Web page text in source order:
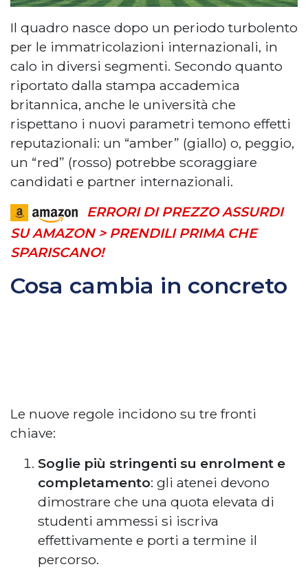
Il quadro nasce dopo un periodo turbolento
per le immatricolazioni internazionali, in
calo in diversi segmenti. Secondo quanto
riportato dalla stampa accademica
britannica, anche le università che
rispettano i nuovi parametri temono effetti
reputazionali: un “amber” (giallo) o, peggio,
un “red” (rosso) potrebbe scoraggiare
candidati e partner internazionali.
ERRORI DI PREZZO ASSURDI
SU AMAZON > PRENDILI PRIMA CHE
SPARISCANO!
Cosa cambia in concreto
Le nuove regole incidono su tre fronti
chiave:
Soglie più stringenti su enrolment e
completamento: gli atenei devono
dimostrare che una quota elevata di
studenti ammessi si iscriva
effettivamente e porti a termine il
percorso.